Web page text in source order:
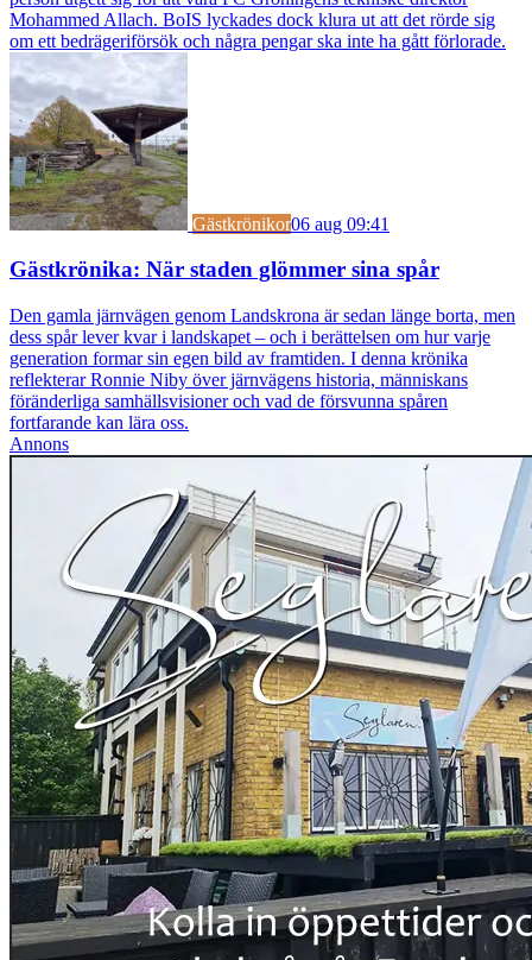
Mohammed Allach. BoIS lyckades dock klura ut att det rörde sig
om ett bedrägeriförsök och några pengar ska inte ha gått förlorade.
Gästkrönikor06 aug 09:41
Gästkrönika: När staden glömmer sina spår
Den gamla järnvägen genom Landskrona är sedan länge borta, men
dess spår lever kvar i landskapet – och i berättelsen om hur varje
generation formar sin egen bild av framtiden. I denna krönika
reflekterar Ronnie Niby över järnvägens historia, människans
föränderliga samhällsvisioner och vad de försvunna spåren
fortfarande kan lära oss.
Annons